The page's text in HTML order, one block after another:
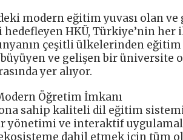
modern eğitim yuvası olan
HKÜ, Türkiye’nin
çeşitli ülkelerinden
ve gelişen bir üniversite
yer alıyor.
Öğretim İmkanı
sahip kaliteli dil eğitim
yönetimi ve interaktif
dahil etmek için tüm